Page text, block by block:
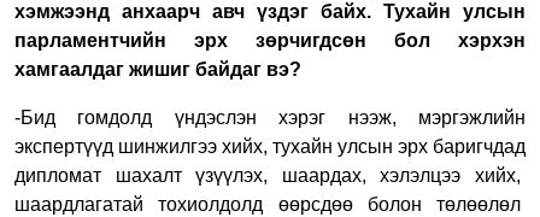
хэмжээнд анхаарч авч үздэг байх. Тухайн улсын
парламентчийн эрх зөрчигдсөн бол хэрхэн
хамгаалдаг жишиг байдаг вэ?
-Бид гомдолд үндэслэн хэрэг нээж, мэргэжлийн
экспертүүд шинжилгээ хийх, тухайн улсын эрх баригчдад
дипломат шахалт үзүүлэх, шаардах, хэлэлцээ хийх,
шаардлагатай тохиолдолд өөрсдөө болон төлөөлөл